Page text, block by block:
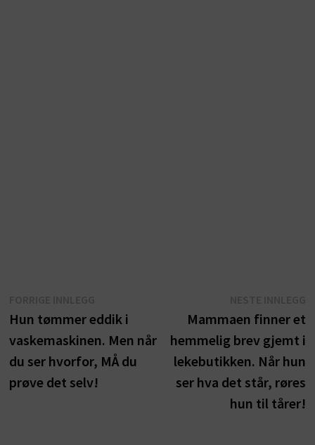
innlegg:
Hun tømmer eddik i
vaskemaskinen. Men når
du ser hvorfor, MÅ du
prøve det selv!
Mammaen finner et
hemmelig brev gjemt i
lekebutikken. Når hun
ser hva det står, røres
hun til tårer!